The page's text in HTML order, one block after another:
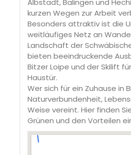
Albstadt, Balingen und
kurzen Wegen zur Arbeit
Besonders attraktiv ist die
weitläufiges Netz an
Landschaft der
bieten beeindruckende
Bitzer Loipe und der Skilift
Haustür.
Wer sich für ein Zuhause in
Naturverbundenheit,
Weise vereint. Hier finden
Grünen und den Vorteilen